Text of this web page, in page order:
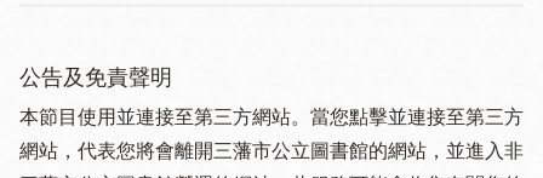
公告及免責聲明
本節目使用並連接至第三方網站。當您點擊並連接至第三方
網站，代表您將會離開三藩市公立圖書館的網站，並進入非